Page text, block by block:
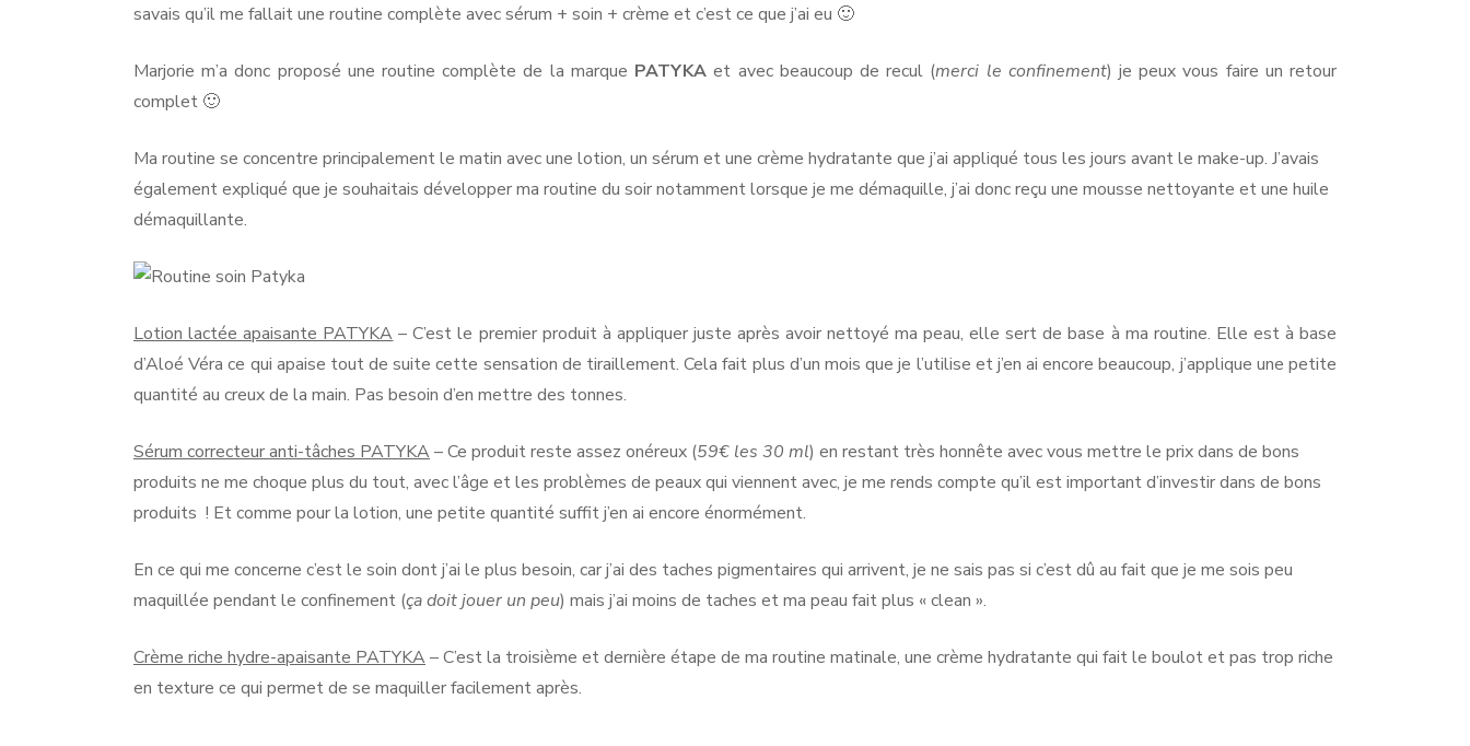
savais qu’il me fallait une routine complète avec sérum + soin + crème et c’est ce que j’ai eu 🙂
Marjorie m’a donc proposé une routine complète de la marque PATYKA et avec beaucoup de recul (merci le confinement) je peux vous faire un retour
complet 🙂
Ma routine se concentre principalement le matin avec une lotion, un sérum et une crème hydratante que j’ai appliqué tous les jours avant le make-up. J’avais
également expliqué que je souhaitais développer ma routine du soir notamment lorsque je me démaquille, j’ai donc reçu une mousse nettoyante et une huile
démaquillante.
Lotion lactée apaisante PATYKA – C’est le premier produit à appliquer juste après avoir nettoyé ma peau, elle sert de base à ma routine. Elle est à base
d’Aloé Véra ce qui apaise tout de suite cette sensation de tiraillement. Cela fait plus d’un mois que je l’utilise et j’en ai encore beaucoup, j’applique une petite
quantité au creux de la main. Pas besoin d’en mettre des tonnes.
Sérum correcteur anti-tâches PATYKA– Ce produit reste assez onéreux (59€ les 30 ml) en restant très honnête avec vous mettre le prix dans de bons
produits ne me choque plus du tout, avec l’âge et les problèmes de peaux qui viennent avec, je me rends compte qu’il est important d’investir dans de bons
produits ! Et comme pour la lotion, une petite quantité suffit j’en ai encore énormément.
En ce qui me concerne c’est le soin dont j’ai le plus besoin, car j’ai des taches pigmentaires qui arrivent, je ne sais pas si c’est dû au fait que je me sois peu
maquillée pendant le confinement (ça doit jouer un peu) mais j’ai moins de taches et ma peau fait plus « clean ».
Crème riche hydre-apaisante PATYKA– C’est la troisième et dernière étape de ma routine matinale, une crème hydratante qui fait le boulot et pas trop riche
en texture ce qui permet de se maquiller facilement après.